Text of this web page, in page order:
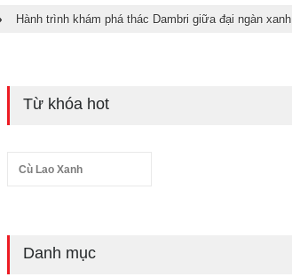
Hành trình khám phá thác Dambri giữa đại ngàn xanh
Từ khóa hot
Cù Lao Xanh
Danh mục